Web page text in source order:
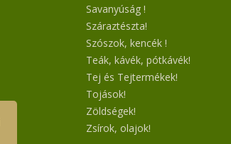
Savanyúság !
Száraztészta!
Szószok, kencék !
Teák, kávék, pótkávék!
Tej és Tejtermékek!
Tojások!
Zöldségek!
Zsírok, olajok!